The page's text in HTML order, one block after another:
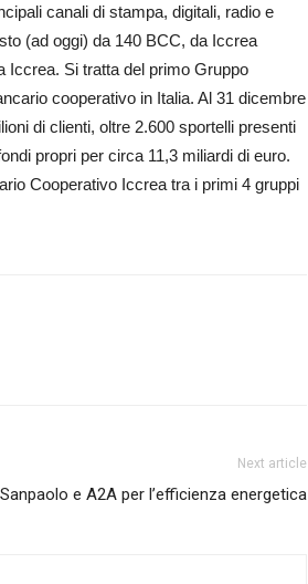
canali di stampa, digitali, radio e
(ad oggi) da 140 BCC, da Iccrea
Iccrea. Si tratta del primo Gruppo
cooperativo in Italia. Al 31 dicembre
di clienti, oltre 2.600 sportelli presenti
propri per circa 11,3 miliardi di euro.
Cooperativo Iccrea tra i primi 4 gruppi
Next article
Sanpaolo e A2A per l’efficienza energetica